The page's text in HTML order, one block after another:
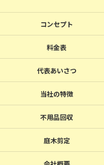
コンセプト
料金表
代表あいさつ
当社の特徴
不用品回収
庭木剪定